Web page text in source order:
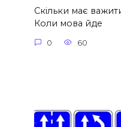
Скільки має
Коли мова йде
0 60